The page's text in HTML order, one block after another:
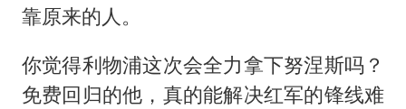
靠原来的人。
你觉得利物浦这次会全力拿下努涅斯吗？
免费回归的他，真的能解决红军的锋线难